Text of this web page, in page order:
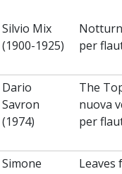
Silvio Mix
(1900-1925)
per
Dario
Savron
(1974)
The
nuova
per
Simone
Leaves